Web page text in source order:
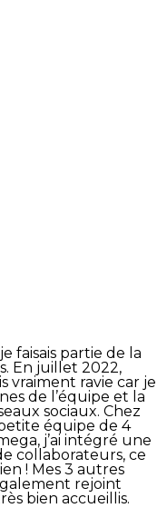
faisais partie de la
En juillet 2022,
vraiment ravie car je
de l’équipe et la
sociaux. Chez
équipe de 4
j’ai intégré une
collaborateurs, ce
! Mes 3 autres
rejoint
bien accueillis.